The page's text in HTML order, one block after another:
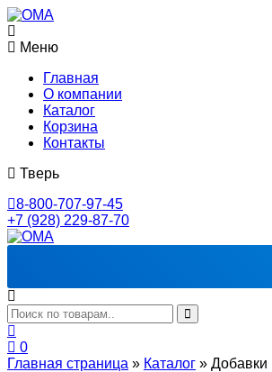
Меню
Главная
О компании
Каталог
Корзина
Контакты
Тверь
8-800-707-97-45
+7 (928) 229-87-70
0
Главная страница » Каталог » Добавки